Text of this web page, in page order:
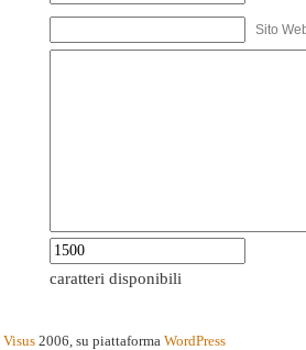
Sito
caratteri disponibili
Visus 2006, su piattaforma WordPress